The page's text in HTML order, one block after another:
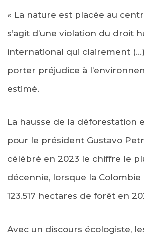
« La nature est placée au
s’agit d’une violation du droit
international qui clairement
porter préjudice à
estimé.
La hausse de la déforestation
pour le président Gustavo
célébré en 2023 le chiffre le
décennie, lorsque la Colombie
123.517 hectares de forêt en
Avec un discours écologiste,